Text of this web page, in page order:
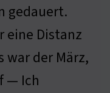
gedauert.
eine Distanz
war der März,
— Ich